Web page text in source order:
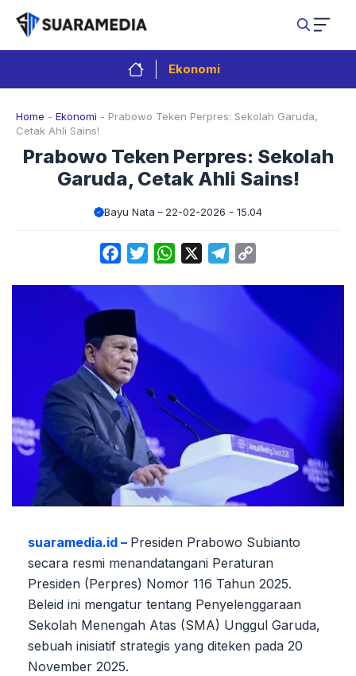
Langsung
isi
Ekonomi
Home - Ekonomi - Prabowo Teken Perpres: Sekolah Garuda,
Cetak Ahli Sains!
Prabowo Teken Perpres: Sekolah
Garuda, Cetak Ahli Sains!
Bayu Nata 22-02-2026 - 15.04
FacebookTwitterWhatsApp Telegram
suaramedia.id – Presiden Prabowo Subianto
secara resmi menandatangani Peraturan
Presiden (Perpres) Nomor 116 Tahun 2025.
Beleid ini mengatur tentang Penyelenggaraan
Sekolah Menengah Atas (SMA) Unggul Garuda,
sebuah inisiatif strategis yang diteken pada 20
November 2025.